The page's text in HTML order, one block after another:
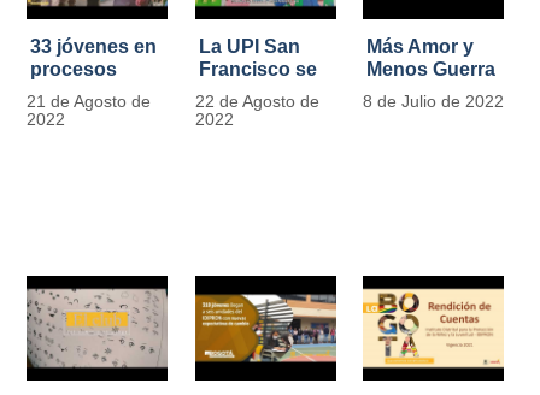
33 jóvenes en
procesos
legales por
tensiones con
21 de Agosto de
2022
La UPI San
Francisco se
llena de color
y vida con la
22 de Agosto de
2022
Más Amor y
Menos Guerra
8 de Julio de 2022